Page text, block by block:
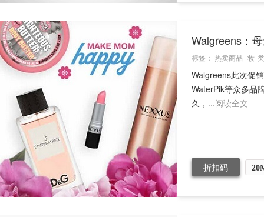
Walgreens：
标签： 热卖商品 妆
Walgreens此次促
WaterPik等众多品
久，...阅读全文
折扣码